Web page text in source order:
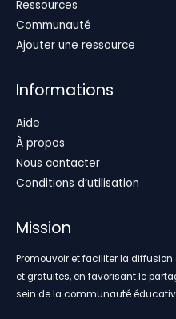
Ressources
Communauté
Ajouter une ressource
Informations
Aide
À propos
Nous contacter
Conditions d’utilisation
Mission
Promouvoir et faciliter la
et gratuites, en favorisant le
sein de la communauté